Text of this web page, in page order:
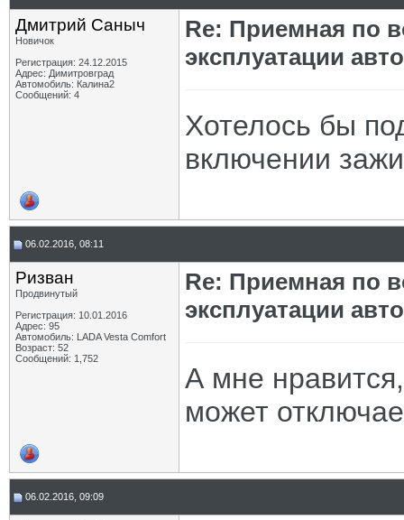
Дмитрий Саныч
Новичок
Регистрация: 24.12.2015
Адрес: Димитровград
Автомобиль: Калина2
Сообщений: 4
Re: Приемная по
эксплуатации
Хотелось бы
включении
06.02.2016, 08:11
Ризван
Продвинутый
Регистрация: 10.01.2016
Адрес: 95
Автомобиль: LADA Vesta Сomfort
Возраст: 52
Сообщений: 1,752
Re: Приемная по
эксплуатации
А мне
может
06.02.2016, 09:09